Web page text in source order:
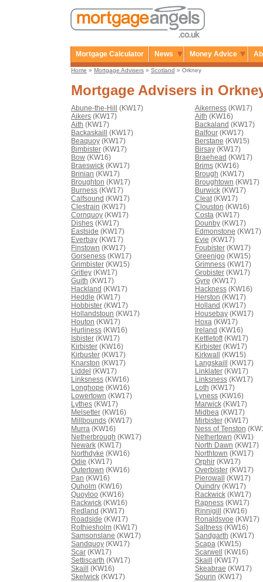
Mortgage Calculator News Money Advice
Home » Mortgage Advisers » Scotland » Orkney
Mortgage Advisers in
Abune-the-Hill (KW17) Aikerness(KW17)
Aikers (KW17) Aith (KW16)
Aith (KW17) Backaland (KW17)
Backaskaill
(KW17) Balfour(KW17)
Beaquoy (KW17) Berstane (KW15)
Bimbister (KW17) Birsay(KW17)
Bow (KW16) Braehead (KW17)
Braeswick (KW17) Brims(KW16)
Brinian (KW17) Brough (KW17)
Broughton (KW17) Broughtown (KW17)
Burness (KW17) Burwick(KW17)
Calfsound (KW17) Cleat(KW17)
Clestrain (KW17) Clouston (KW16)
Cornquoy (KW17) Costa(KW17)
Dishes (KW17) Dounby(KW17)
Eastside (KW17) Edmonstone (KW17)
Everbay (KW17) Evie (KW17)
Finstown (KW17) Foubister(KW17)
Gorseness (KW17) Greenigo (KW15)
Grimbister (KW15) Grimness(KW17)
Gritley (KW17) Grobister(KW17)
Guith (KW17) Gyre (KW17)
Hackland (KW17) Hackness(KW16)
Heddle (KW17) Herston (KW17)
Hobbister (KW17) Holland (KW17)
Hollandstoun (KW17) Housebay(KW17)
Houton (KW17) Hoxa(KW17)
Hurliness (KW16) Ireland (KW16)
Isbister (KW17) Kettletoft(KW17)
Kirbister (KW16) Kirbister(KW17)
Kirbuster (KW17) Kirkwall
(KW15)
Knarston (KW17) Langskaill
(KW17)
Liddel (KW17) Linklater(KW17)
Linksness (KW16) Linksness(KW17)
Longhope (KW16) Loth (KW17)
Lowertown (KW17) Lyness(KW16)
Lythes (KW17) Marwick(KW17)
Melsetter (KW16) Midbea(KW17)
Millbounds (KW17) Mirbister(KW17)
Murra (KW16) Ness of Tenston
Netherbrough (KW17) Nethertown (KW1)
Newark (KW17) North Dawn (KW17)
Northdyke (KW16) Northtown (KW17)
Odie (KW17) Orphir(KW17)
Outertown (KW16) Overbister(KW17)
Pan (KW16) Pierowall
(KW17)
Quholm (KW16) Quindry(KW17)
Quoyloo (KW16) Rackwick(KW17)
Rackwick (KW16) Rapness(KW17)
Redland (KW17) Rinnigill
(KW16)
Roadside (KW17) Ronaldsvoe (KW17)
Rothiesholm (KW17) Saltness(KW16)
Samsonslane (KW17) Sandgarth (KW17)
Sandquoy (KW17) Scapa(KW15)
Scar (KW17) Scarwell
(KW16)
Settiscarth (KW17) Skaill
(KW17)
Skaill
(KW16) Skeabrae (KW17)
Skelwick (KW17) Sourin (KW17)